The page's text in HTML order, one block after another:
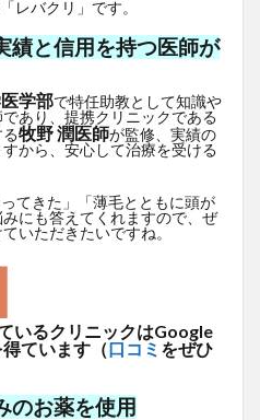
レバクリ」です。
績と信用を持つ医師が
学部で特任助教として知識や
あり、提携クリニックである
牧野 潤医師が監修、実績の
から、安心して治療を受ける
てきた」「薄毛とともに頭が
にも答えてくれますので、ぜ
いただきたいですね。
いるクリニックはGoogle
ています（口コミ をぜひ
のお薬を使用